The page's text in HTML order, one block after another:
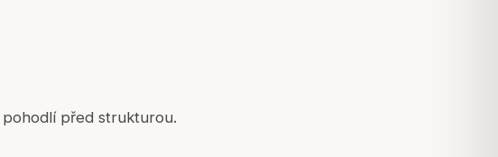
před strukturou.